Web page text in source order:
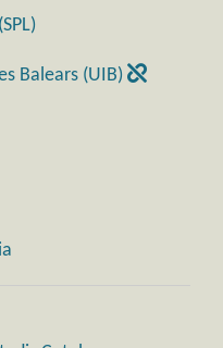
Balears (UIB)